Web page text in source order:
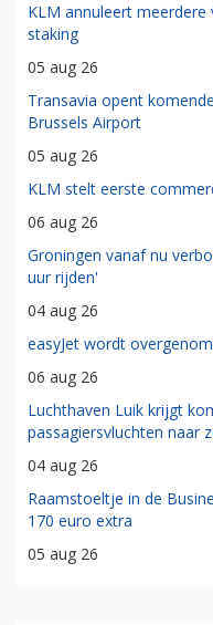
KLM annuleert
staking
05 aug 26
Transavia opent
Brussels Airport
05 aug 26
KLM stelt eerste
06 aug 26
Groningen vanaf nu
uur rijden'
04 aug 26
easyJet wordt
06 aug 26
Luchthaven Luik krijgt
passagiersvluchten naar
04 aug 26
Raamstoeltje in de
170 euro extra
05 aug 26